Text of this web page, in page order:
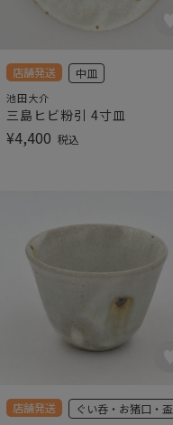
店舗発送 中皿
池田大介
三島ヒビ粉引 4寸皿
¥4,400 税込
店舗発送 ぐい呑・お猪口・盃